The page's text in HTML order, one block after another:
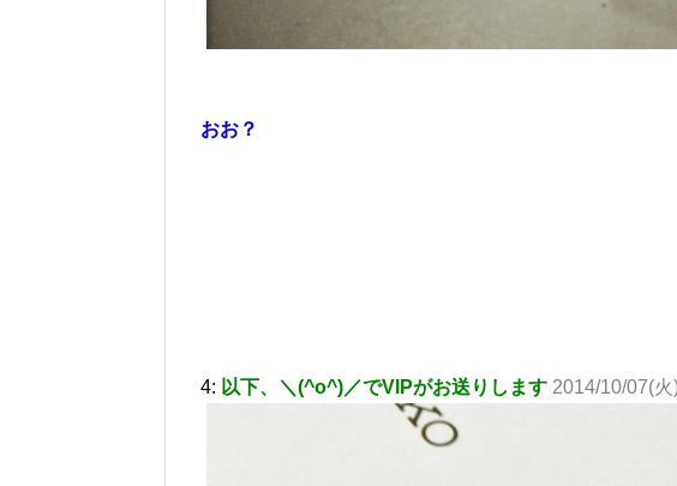
おお？
4: 以下、＼(^o^)／でVIPがお送りします 2014/10/07(